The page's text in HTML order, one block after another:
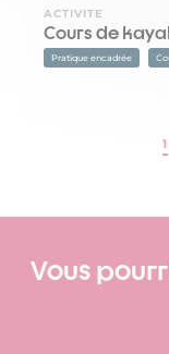
ACTIVITE
Cours de
Pratique encadrée
1
Vous